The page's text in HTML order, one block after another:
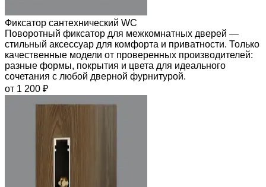
Фиксатор сантехнический WC
Поворотный фиксатор для межкомнатных дверей —
стильный аксессуар для комфорта и приватности. Только
качественные модели от проверенных производителей:
разные формы, покрытия и цвета для идеального
сочетания с любой дверной фурнитурой.
от 1 200 ₽